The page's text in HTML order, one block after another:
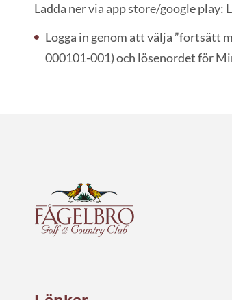
Ladda ner via app store/google play:
Logga in genom att välja ”fortsätt
000101-001) och lösenordet för